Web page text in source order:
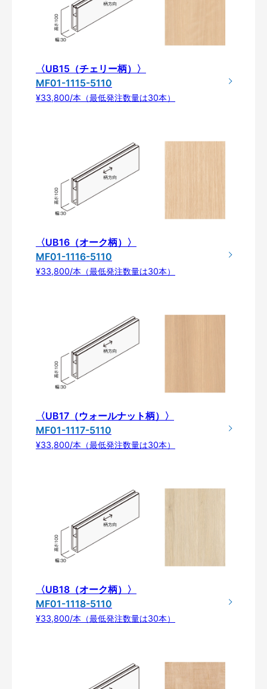
〈UB15（チェリー柄）〉
MF01-1115-5110
¥33,800/本（最低発注数量は30本）
〈UB16（オーク柄）〉
MF01-1116-5110
¥33,800/本（最低発注数量は30本）
〈UB17（ウォールナット柄）〉
MF01-1117-5110
¥33,800/本（最低発注数量は30本）
〈UB18（オーク柄）〉
MF01-1118-5110
¥33,800/本（最低発注数量は30本）